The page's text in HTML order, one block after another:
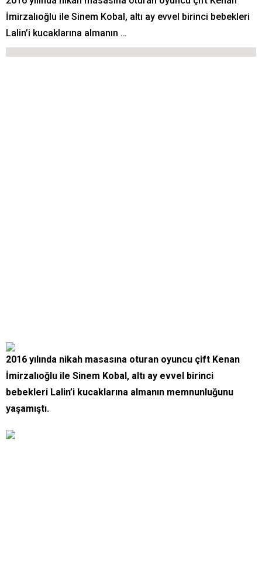
İmirzalıoğlu ile Sinem Kobal, altı ay evvel birinci bebekleri
Lalin’i kucaklarına almanın …
2016 yılında nikah masasına oturan oyuncu çift Kenan
İmirzalıoğlu ile Sinem Kobal, altı ay evvel birinci
bebekleri Lalin’i kucaklarına almanın memnunluğunu
yaşamıştı.